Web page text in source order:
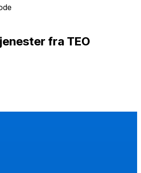
fra TEO​